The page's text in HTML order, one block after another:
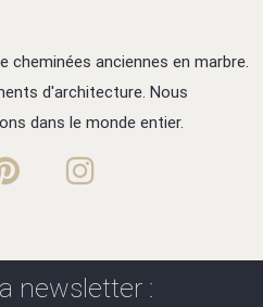
cheminées anciennes en marbre.
d'architecture. Nous
dans le monde entier.
newsletter :